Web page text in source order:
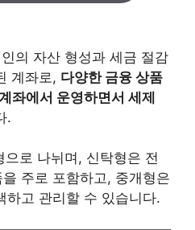
의 자산 형성과 세금 절감
계좌로, 다양한 금융 상품
좌에서 운영하면서 세제
.
로 나뉘며, 신탁형은 전
주로 포함하고, 중개형은
하고 관리할 수 있습니다.